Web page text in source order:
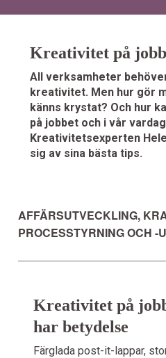
Kreativitet på
All verksamheter
kreativitet. Men hur gör
känns krystat? Och hur
på jobbet och i vår
Kreativitetsexperten
sig av sina bästa tips.
AFFÄRSUTVECKLING,
PROCESSTYRNING OCH -
Kreativitet på
har betydelse
Färglada post-it-lappar,